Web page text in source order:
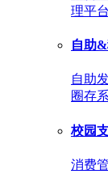
理平台
自助
自助
圈存
校园
消费